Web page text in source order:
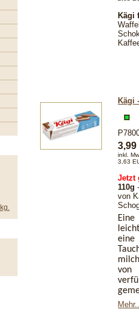
Kägi
Kägi
3,99
inkl.
3,63
Jetzt
110g
von
von